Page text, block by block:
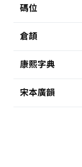
碼位
倉頡
康熙字典
宋本廣韻